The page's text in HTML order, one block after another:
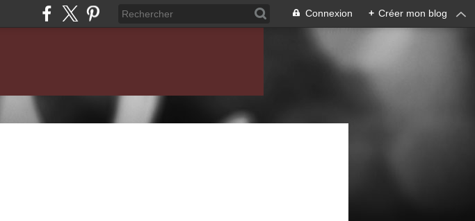
Connexion + Créer mon blog